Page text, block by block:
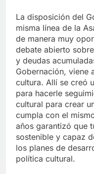
La disposición del
misma línea de la
de manera muy
debate abierto
y deudas
Gobernación, viene
cultura. Allí se creó
para hacerle
cultural para crear
cumpla con el
años garantizó que
sostenible y capaz
los planes de
política cultural.